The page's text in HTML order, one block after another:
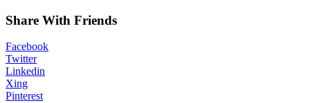
Share With Friends
Facebook
Twitter
Linkedin
Xing
Pinterest